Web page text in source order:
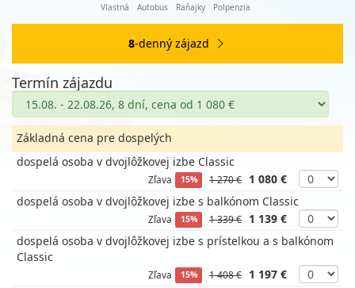
Vlastná Autobus Raňajky Polpenzia
8-denný zájazd
Termín zájazdu
Základná cena pre dospelých
dospelá osoba v dvojlôžkovej izbe Classic
Zľava 15% 1 270 €
1 080 €
dospelá osoba v dvojlôžkovej izbe s balkónom Classic
Zľava 15% 1 339 €
1 139 €
dospelá osoba v dvojlôžkovej izbe s prístelkou a s balkónom
Classic
Zľava 15% 1 408 €
1 197 €